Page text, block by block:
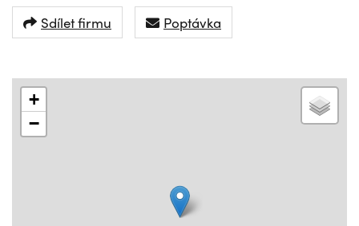
Sdílet firmu Poptávka
+
−